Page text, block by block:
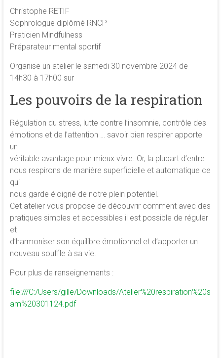
de
la
conscience
et
développement
de
merveilleuse
<b/>sophrologie,
méditation
psychologie
des
Christophe RETIF
Sophrologue diplômé RNCP
Praticien Mindfulness
Préparateur mental sportif
Organise un atelier le samedi 30 novembre 2024 de
14h30 à 17h00 sur
Les pouvoirs de la respiration
Régulation du stress, lutte contre l’insomnie, contrôle des
émotions et de l’attention … savoir bien respirer apporte
un
véritable avantage pour mieux vivre. Or, la plupart d’entre
nous respirons de manière superficielle et automatique ce
qui
nous garde éloigné de notre plein potentiel.
Cet atelier vous propose de découvrir comment avec des
pratiques simples et accessibles il est possible de réguler
et
d’harmoniser son équilibre émotionnel et d’apporter un
nouveau souffle à sa vie.
Pour plus de renseignements :
file:///C:/Users/gille/Downloads/Atelier%20respiration%20s
am%20301124.pdf